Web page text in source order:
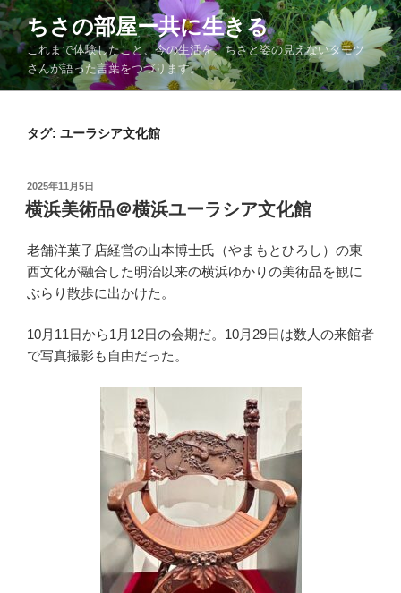
コ
ン
テ
ン
ツ
ちさの部屋ー共に生きる
これまで体験したこと、今の生活を、ちさと姿の見えないタモツ
さんが語った言葉をつづります。
タグ: ユーラシア文化館
投
稿
日:
2025年11月5日
横浜美術品＠横浜ユーラシア文化館
老舗洋菓子店経営の山本博士氏（やまもとひろし）の東
西文化が融合した明治以来の横浜ゆかりの美術品を観に
ぶらり散歩に出かけた。
10月11日から1月12日の会期だ。10月29日は数人の来館者
で写真撮影も自由だった。